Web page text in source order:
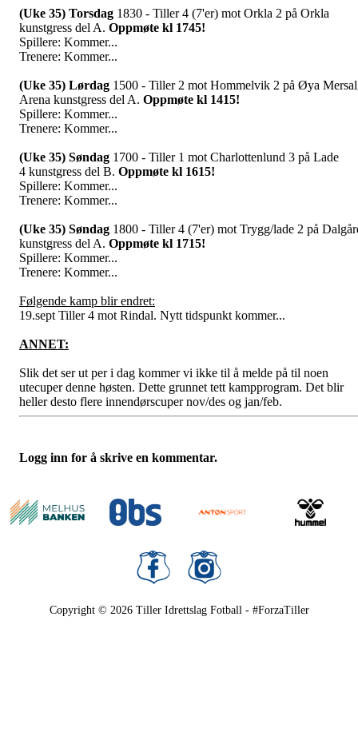
(Uke 35) Torsdag 1830 - Tiller 4 (7'er) mot Orkla 2 på Orkla
kunstgress del A. Oppmøte kl 1745!
Spillere: Kommer...
Trenere: Kommer...
(Uke 35) Lørdag 1500 - Tiller 2 mot Hommelvik 2 på Øya
Arena kunstgress del A. Oppmøte kl 1415!
Spillere: Kommer...
Trenere: Kommer...
(Uke 35) Søndag 1700 - Tiller 1 mot Charlottenlund 3 på Lade
4 kunstgress del B. Oppmøte kl 1615!
Spillere: Kommer...
Trenere: Kommer...
(Uke 35) Søndag 1800 - Tiller 4 (7'er) mot Trygg/lade 2 på
kunstgress del A. Oppmøte kl 1715!
Spillere: Kommer...
Trenere: Kommer...
Følgende kamp blir endret:
19.sept Tiller 4 mot Rindal. Nytt tidspunkt kommer...
ANNET:
Slik det ser ut per i dag kommer vi ikke til å melde på til noen
utecuper denne høsten. Dette grunnet tett kampprogram. Det blir
heller desto flere innendørscuper nov/des og jan/feb.
Logg inn for å skrive en kommentar.
Copyright © 2026 Tiller Idrettslag Fotball - #ForzaTiller